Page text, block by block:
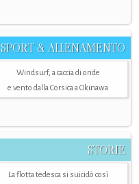
SPORT & ALLENAMENTO
Windsurf, a caccia di onde
e vento dalla Corsica a Okinawa
STORIE
La flotta tedesca si suicidò così